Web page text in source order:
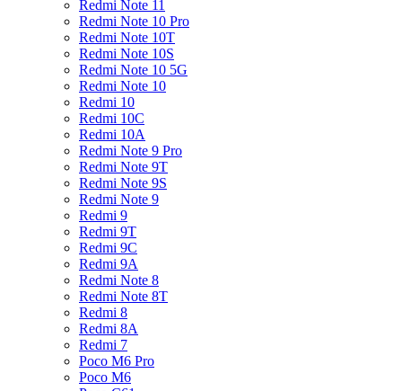
Redmi Note 11
Redmi Note 10 Pro
Redmi Note 10T
Redmi Note 10S
Redmi Note 10 5G
Redmi Note 10
Redmi 10
Redmi 10C
Redmi 10A
Redmi Note 9 Pro
Redmi Note 9T
Redmi Note 9S
Redmi Note 9
Redmi 9
Redmi 9T
Redmi 9C
Redmi 9A
Redmi Note 8
Redmi Note 8T
Redmi 8
Redmi 8A
Redmi 7
Poco M6 Pro
Poco M6